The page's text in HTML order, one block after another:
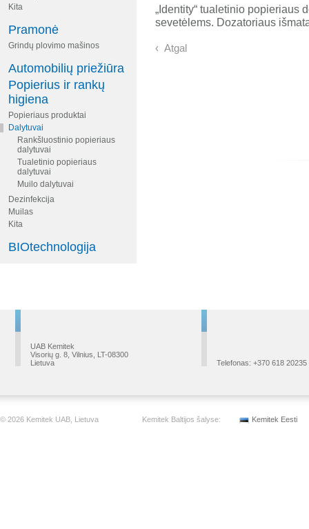
Kita
Pramonė
Grindų plovimo mašinos
Automobilių priežiūra
Popierius ir rankų
higiena
Popieriaus produktai
Dalytuvai
Rankšluostinio popieriaus
dalytuvai
Tualetinio popieriaus
dalytuvai
Muilo dalytuvai
Dezinfekcija
Muilas
Kita
BIOtechnologija
„Identity“ tualetinio popieriaus
sevetėlems. Dozatoriaus
‹ Atgal
UAB Kemitek
Visorių g. 8, Vilnius, LT-08300
Lietuva
Telefonas: +370 618 20235
© 2026 Kemitek UAB, Lietuva Kemitek Baltijos šalyse: Kemitek Eesti